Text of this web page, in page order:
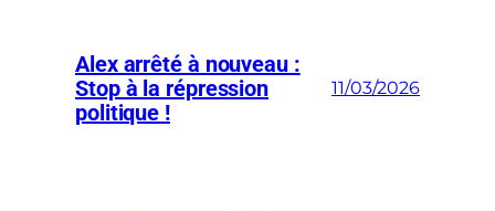
Alex arrêté à nouveau :
Stop à la répression
politique !
11/03/2026